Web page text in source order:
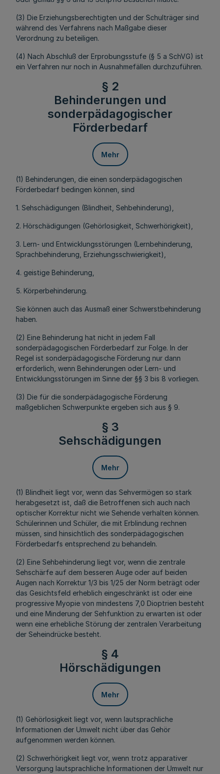
(3) Die Erziehungsberechtigten und der Schulträger sind
während des Verfahrens nach Maßgabe dieser
Verordnung zu beteiligen.
(4) Nach Abschluß der Erprobungsstufe (§ 5 a SchVG) ist
ein Verfahren nur noch in Ausnahmefällen durchzuführen.
§ 2
Behinderungen und
sonderpädagogischer
Förderbedarf
Mehr
(1) Behinderungen, die einen sonderpädagogischen
Förderbedarf bedingen können, sind
1. Sehschädigungen (Blindheit, Sehbehinderung),
2. Hörschädigungen (Gehörlosigkeit, Schwerhörigkeit),
3. Lern- und Entwicklungsstörungen (Lernbehinderung,
Sprachbehinderung, Erziehungsschwierigkeit),
4. geistige Behinderung,
5. Körperbehinderung.
Sie können auch das Ausmaß einer Schwerstbehinderung
haben.
(2) Eine Behinderung hat nicht in jedem Fall
sonderpädagogischen Förderbedarf zur Folge. In der
Regel ist sonderpädagogische Förderung nur dann
erforderlich, wenn Behinderungen oder Lern- und
Entwicklungsstörungen im Sinne der §§ 3 bis 8 vorliegen.
(3) Die für die sonderpädagogische Förderung
maßgeblichen Schwerpunkte ergeben sich aus § 9.
§ 3
Sehschädigungen
Mehr
(1) Blindheit liegt vor, wenn das Sehvermögen so stark
herabgesetzt ist, daß die Betroffenen sich auch nach
optischer Korrektur nicht wie Sehende verhalten können.
Schülerinnen und Schüler, die mit Erblindung rechnen
müssen, sind hinsichtlich des sonderpädagogischen
Förderbedarfs entsprechend zu behandeln.
(2) Eine Sehbehinderung liegt vor, wenn die zentrale
Sehschärfe auf dem besseren Auge oder auf beiden
Augen nach Korrektur 1/3 bis 1/25 der Norm beträgt oder
das Gesichtsfeld erheblich eingeschränkt ist oder eine
progressive Myopie von mindestens 7,0 Dioptrien besteht
und eine Minderung der Sehfunktion zu erwarten ist oder
wenn eine erhebliche Störung der zentralen Verarbeitung
der Seheindrücke besteht.
§ 4
Hörschädigungen
Mehr
(1) Gehörlosigkeit liegt vor, wenn lautsprachliche
Informationen der Umwelt nicht über das Gehör
aufgenommen werden können.
(2) Schwerhörigkeit liegt vor, wenn trotz apparativer
Versorgung lautsprachliche Informationen der Umwelt nur